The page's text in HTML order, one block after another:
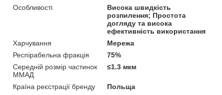
Особливості
Висока швидкість
розпилення; Простота
догляду та висока
ефективність використання
Харчування
Мережа
Респірабельна фракція
75%
Середній розмір частинок
ММАД
≤1.3 мкм
Країна реєстрації бренду Польща